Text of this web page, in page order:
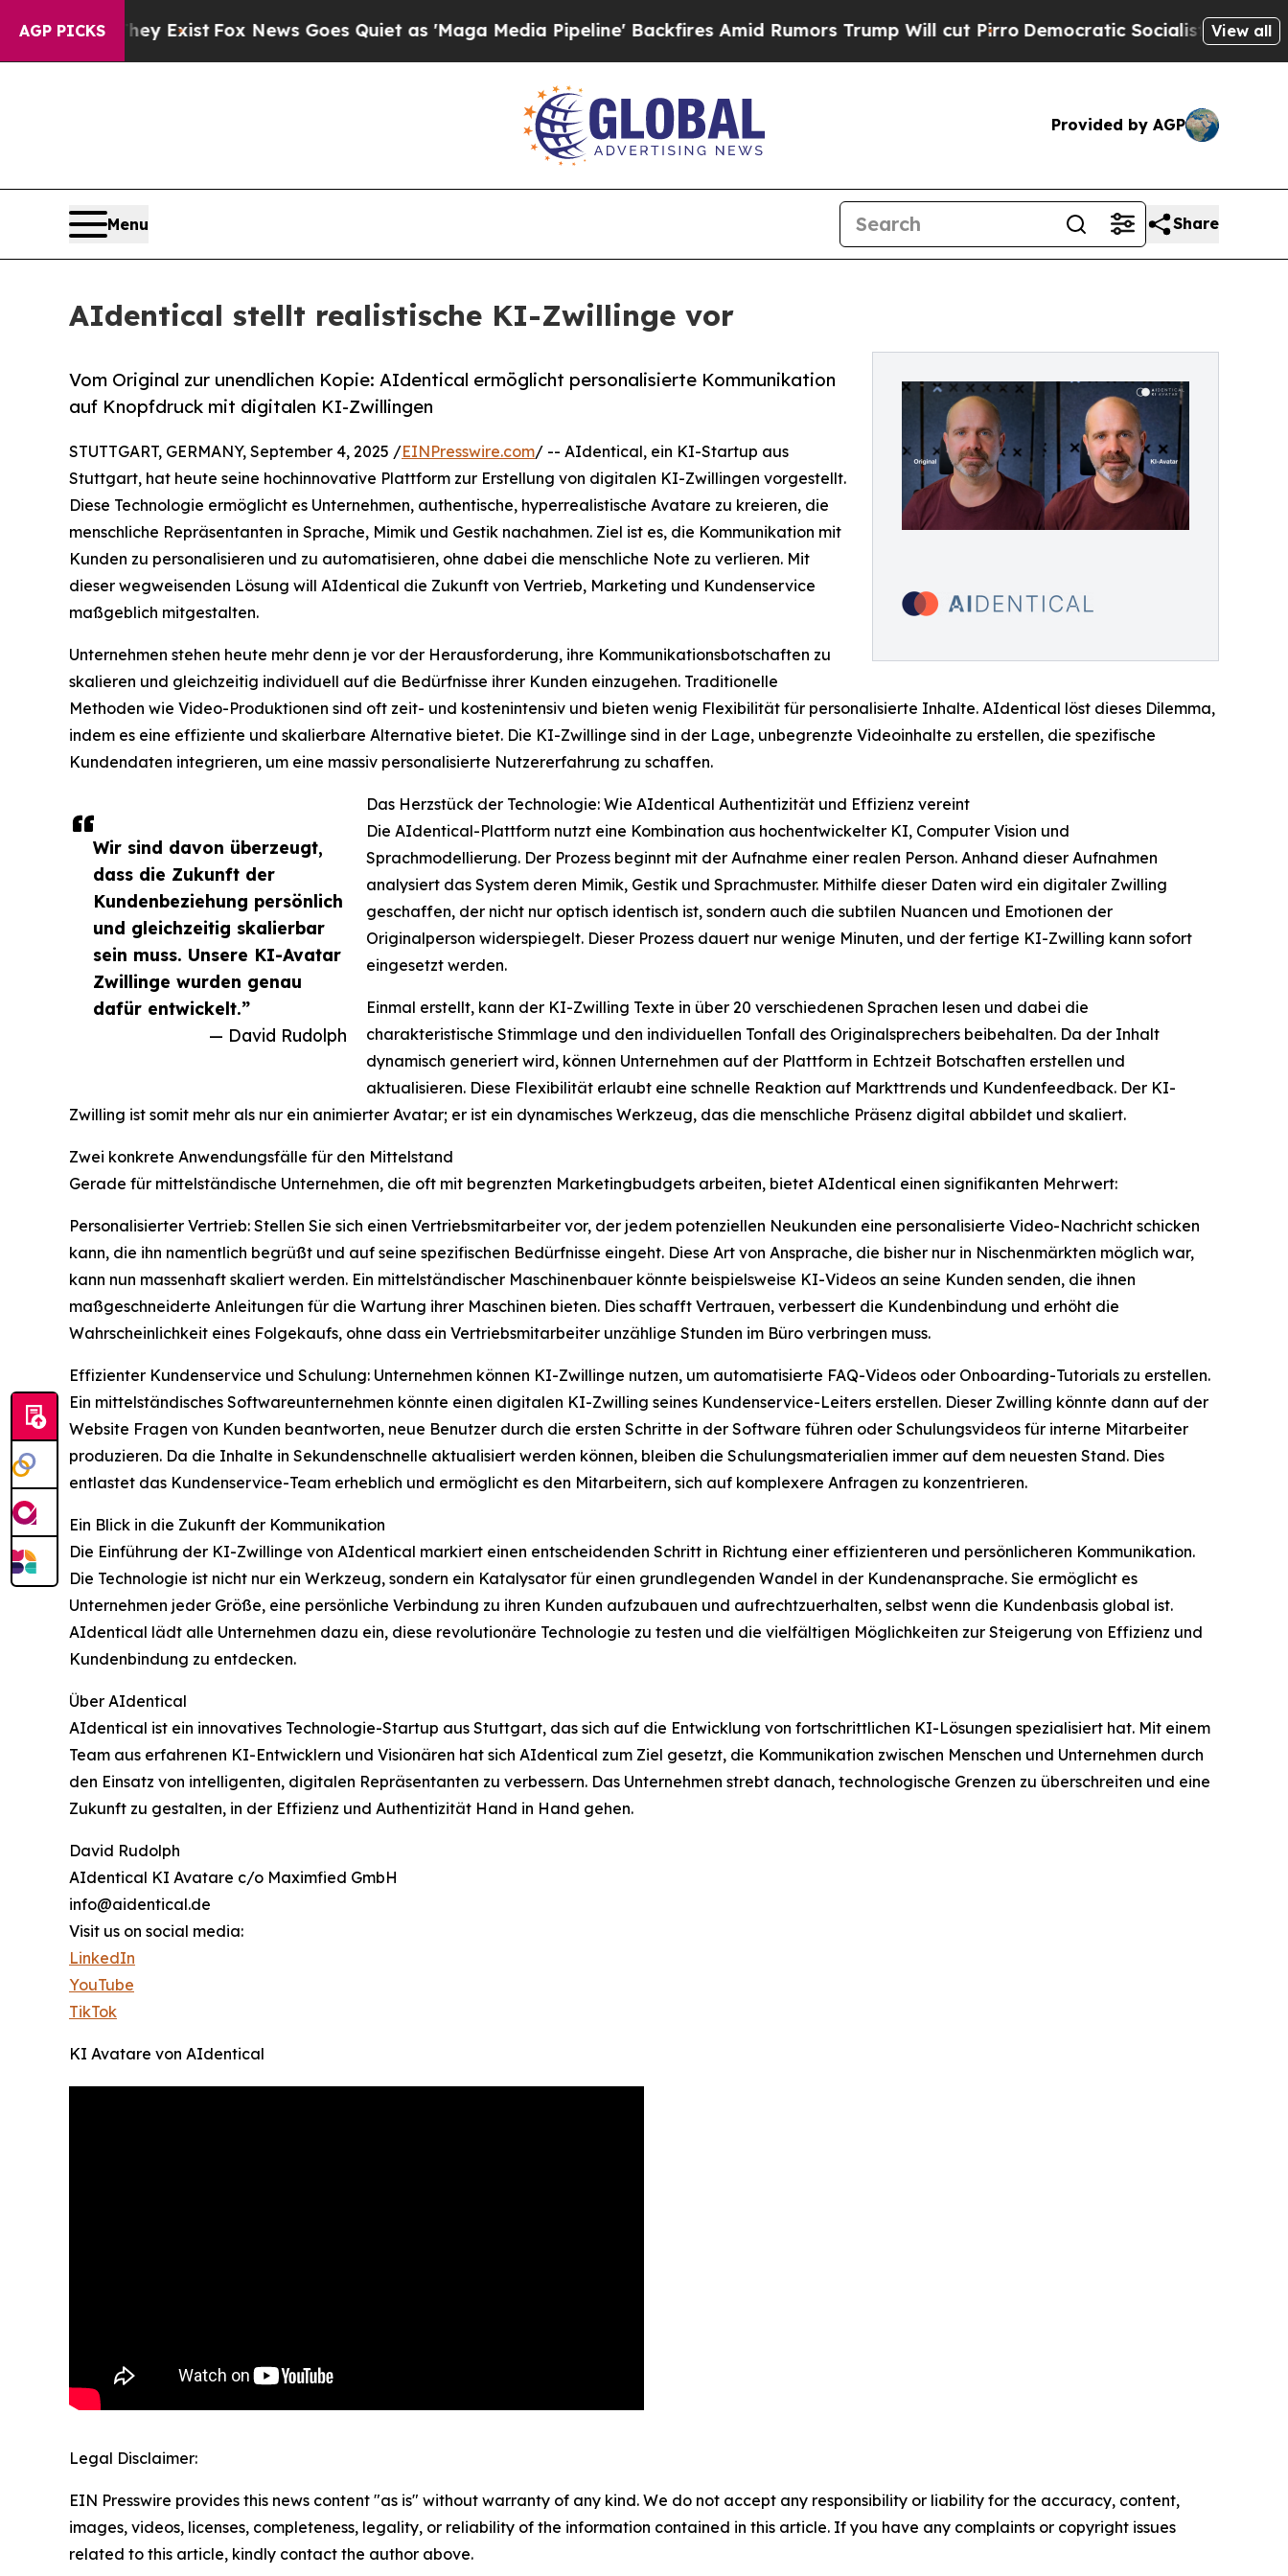
AGP PICKS
They Exist Fox News Goes Quiet as 'Maga Media Pipeline' Backfires Amid Rumors Trump Will cut PirroDemocratic Socialists of AmericaView all
Provided by AGP
Menu Share
AIdentical stellt realistische KI-Zwillinge vor
Vom Original zur unendlichen Kopie: AIdentical ermöglicht personalisierte Kommunikation
auf Knopfdruck mit digitalen KI-Zwillingen
Wir sind davon überzeugt,
dass die Zukunft der
Kundenbeziehung persönlich
und gleichzeitig skalierbar
sein muss. Unsere KI-Avatar
Zwillinge wurden genau
dafür entwickelt.”
— David Rudolph
STUTTGART, GERMANY, September 4, 2025 /EINPresswire.com/ -- AIdentical, ein KI-Startup aus
Stuttgart, hat heute seine hochinnovative Plattform zur Erstellung von digitalen KI-Zwillingen vorgestellt.
Diese Technologie ermöglicht es Unternehmen, authentische, hyperrealistische Avatare zu kreieren, die
menschliche Repräsentanten in Sprache, Mimik und Gestik nachahmen. Ziel ist es, die Kommunikation mit
Kunden zu personalisieren und zu automatisieren, ohne dabei die menschliche Note zu verlieren. Mit
dieser wegweisenden Lösung will AIdentical die Zukunft von Vertrieb, Marketing und Kundenservice
maßgeblich mitgestalten.
Unternehmen stehen heute mehr denn je vor der Herausforderung, ihre Kommunikationsbotschaften zu
skalieren und gleichzeitig individuell auf die Bedürfnisse ihrer Kunden einzugehen. Traditionelle
Methoden wie Video-Produktionen sind oft zeit- und kostenintensiv und bieten wenig Flexibilität für personalisierte Inhalte. AIdentical löst dieses Dilemma,
indem es eine effiziente und skalierbare Alternative bietet. Die KI-Zwillinge sind in der Lage, unbegrenzte Videoinhalte zu erstellen, die spezifische
Kundendaten integrieren, um eine massiv personalisierte Nutzererfahrung zu schaffen.
Das Herzstück der Technologie: Wie AIdentical Authentizität und Effizienz vereint
Die AIdentical-Plattform nutzt eine Kombination aus hochentwickelter KI, Computer Vision und
Sprachmodellierung. Der Prozess beginnt mit der Aufnahme einer realen Person. Anhand dieser Aufnahmen
analysiert das System deren Mimik, Gestik und Sprachmuster. Mithilfe dieser Daten wird ein digitaler Zwilling
geschaffen, der nicht nur optisch identisch ist, sondern auch die subtilen Nuancen und Emotionen der
Originalperson widerspiegelt. Dieser Prozess dauert nur wenige Minuten, und der fertige KI-Zwilling kann sofort
eingesetzt werden.
Einmal erstellt, kann der KI-Zwilling Texte in über 20 verschiedenen Sprachen lesen und dabei die
charakteristische Stimmlage und den individuellen Tonfall des Originalsprechers beibehalten. Da der Inhalt
dynamisch generiert wird, können Unternehmen auf der Plattform in Echtzeit Botschaften erstellen und
aktualisieren. Diese Flexibilität erlaubt eine schnelle Reaktion auf Markttrends und Kundenfeedback. Der KI-
Zwilling ist somit mehr als nur ein animierter Avatar; er ist ein dynamisches Werkzeug, das die menschliche Präsenz digital abbildet und skaliert.
Zwei konkrete Anwendungsfälle für den Mittelstand
Gerade für mittelständische Unternehmen, die oft mit begrenzten Marketingbudgets arbeiten, bietet AIdentical einen signifikanten Mehrwert:
Personalisierter Vertrieb: Stellen Sie sich einen Vertriebsmitarbeiter vor, der jedem potenziellen Neukunden eine personalisierte Video-Nachricht schicken
kann, die ihn namentlich begrüßt und auf seine spezifischen Bedürfnisse eingeht. Diese Art von Ansprache, die bisher nur in Nischenmärkten möglich war,
kann nun massenhaft skaliert werden. Ein mittelständischer Maschinenbauer könnte beispielsweise KI-Videos an seine Kunden senden, die ihnen
maßgeschneiderte Anleitungen für die Wartung ihrer Maschinen bieten. Dies schafft Vertrauen, verbessert die Kundenbindung und erhöht die
Wahrscheinlichkeit eines Folgekaufs, ohne dass ein Vertriebsmitarbeiter unzählige Stunden im Büro verbringen muss.
Effizienter Kundenservice und Schulung: Unternehmen können KI-Zwillinge nutzen, um automatisierte FAQ-Videos oder Onboarding-Tutorials zu erstellen.
Ein mittelständisches Softwareunternehmen könnte einen digitalen KI-Zwilling seines Kundenservice-Leiters erstellen. Dieser Zwilling könnte dann auf der
Website Fragen von Kunden beantworten, neue Benutzer durch die ersten Schritte in der Software führen oder Schulungsvideos für interne Mitarbeiter
produzieren. Da die Inhalte in Sekundenschnelle aktualisiert werden können, bleiben die Schulungsmaterialien immer auf dem neuesten Stand. Dies
entlastet das Kundenservice-Team erheblich und ermöglicht es den Mitarbeitern, sich auf komplexere Anfragen zu konzentrieren.
Ein Blick in die Zukunft der Kommunikation
Die Einführung der KI-Zwillinge von AIdentical markiert einen entscheidenden Schritt in Richtung einer effizienteren und persönlicheren Kommunikation.
Die Technologie ist nicht nur ein Werkzeug, sondern ein Katalysator für einen grundlegenden Wandel in der Kundenansprache. Sie ermöglicht es
Unternehmen jeder Größe, eine persönliche Verbindung zu ihren Kunden aufzubauen und aufrechtzuerhalten, selbst wenn die Kundenbasis global ist.
AIdentical lädt alle Unternehmen dazu ein, diese revolutionäre Technologie zu testen und die vielfältigen Möglichkeiten zur Steigerung von Effizienz und
Kundenbindung zu entdecken.
Über AIdentical
AIdentical ist ein innovatives Technologie-Startup aus Stuttgart, das sich auf die Entwicklung von fortschrittlichen KI-Lösungen spezialisiert hat. Mit einem
Team aus erfahrenen KI-Entwicklern und Visionären hat sich AIdentical zum Ziel gesetzt, die Kommunikation zwischen Menschen und Unternehmen durch
den Einsatz von intelligenten, digitalen Repräsentanten zu verbessern. Das Unternehmen strebt danach, technologische Grenzen zu überschreiten und eine
Zukunft zu gestalten, in der Effizienz und Authentizität Hand in Hand gehen.
David Rudolph
AIdentical KI Avatare c/o Maximfied GmbH
info@aidentical.de
Visit us on social media:
LinkedIn
YouTube
TikTok
KI Avatare von AIdentical
Legal Disclaimer:
EIN Presswire provides this news content "as is" without warranty of any kind. We do not accept any responsibility or liability for the accuracy, content,
images, videos, licenses, completeness, legality, or reliability of the information contained in this article. If you have any complaints or copyright issues
related to this article, kindly contact the author above.